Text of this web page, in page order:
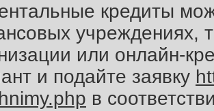
кредиты
учреждениях,
или онлайн-
и подайте заявку
в